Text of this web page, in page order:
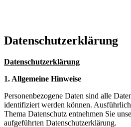
Datenschutzerklärung
Datenschutzerklärung
1. Allgemeine Hinweise
Personenbezogene Daten sind alle
identifiziert werden können.
Thema Datenschutz entnehmen Sie
aufgeführten Datenschutzerklärung.